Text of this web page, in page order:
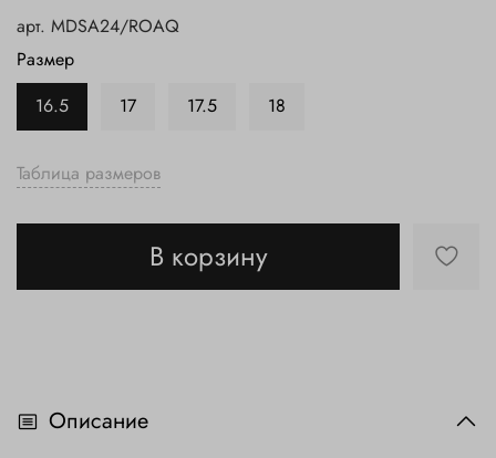
арт. MDSA24/ROAQ
Таблица размеров
В корзину
Размер
16.5
17 17.5 18
Описание